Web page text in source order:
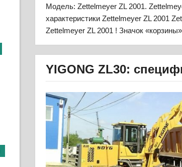
Модель: Zettelmeyer ZL 2001.
характеристики Zettelmeyer ZL 2001
Zettelmeyer ZL 2001 ! Значок
YIGONG ZL30: